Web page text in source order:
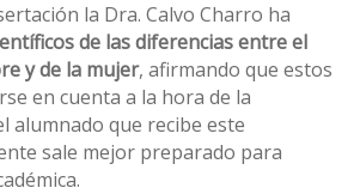
la Dra. Calvo Charro ha
de las diferencias entre el
y de la mujer, afirmando que estos
en cuenta a la hora de la
alumnado que recibe este
sale mejor preparado para